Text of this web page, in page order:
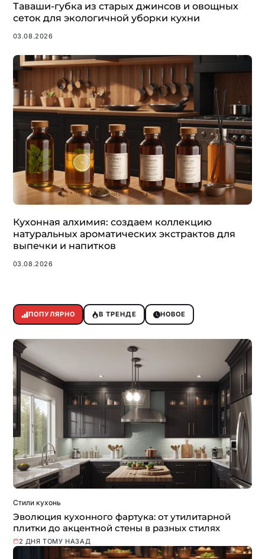
Таваши-губка из старых джинсов и овощных
сеток для экологичной уборки кухни
03.08.2026
Кухонная алхимия: создаем коллекцию
натуральных ароматических экстрактов для
выпечки и напитков
03.08.2026
ПОПУЛЯРНО В ТРЕНДЕ НОВОЕ
Стили кухонь
Эволюция кухонного фартука: от утилитарной
плитки до акцентной стены в разных стилях
2 ДНЯ ТОМУ НАЗАД